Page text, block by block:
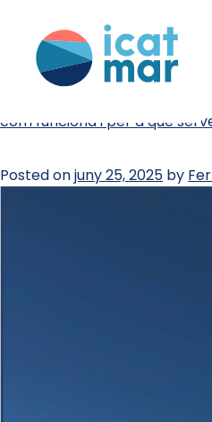
etiqueta:
com funciona i per a què
Posted onjuny 25, 2025 by